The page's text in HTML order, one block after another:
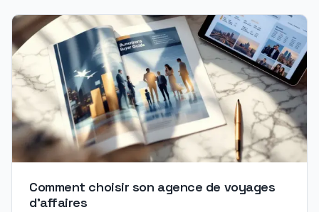
Comment choisir son agence de voyages
d’affaires